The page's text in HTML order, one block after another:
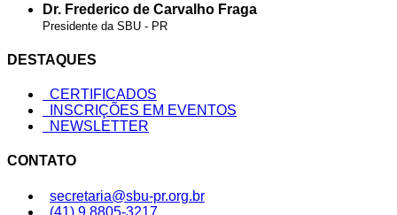
Dr. Frederico de Carvalho Fraga
Presidente da SBU - PR
DESTAQUES
CERTIFICADOS
INSCRIÇÕES EM EVENTOS
NEWSLETTER
CONTATO
secretaria@sbu-pr.org.br
(41) 9 8805-3217